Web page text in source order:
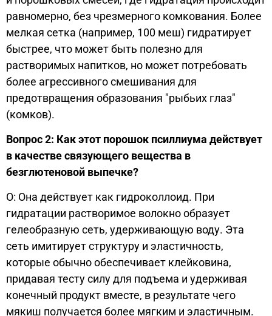
равномерно, без чрезмерного комкования. Более
мелкая сетка (например, 100 меш) гидратирует
быстрее, что может быть полезно для
растворимых напитков, но может потребовать
более агрессивного смешивания для
предотвращения образования "рыбьих глаз"
(комков).
Вопрос 2: Как этот порошок псиллиума действует
в качестве связующего вещества в
безглютеновой выпечке?
О: Она действует как гидроколлоид. При
гидратации растворимое волокно образует
гелеобразную сеть, удерживающую воду. Эта
сеть имитирует структуру и эластичность,
которые обычно обеспечивает клейковина,
придавая тесту силу для подъема и удерживая
конечный продукт вместе, в результате чего
мякиш получается более мягким и эластичным.